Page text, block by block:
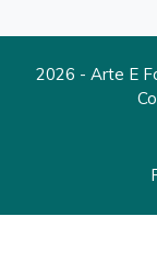
2026 - Arte E